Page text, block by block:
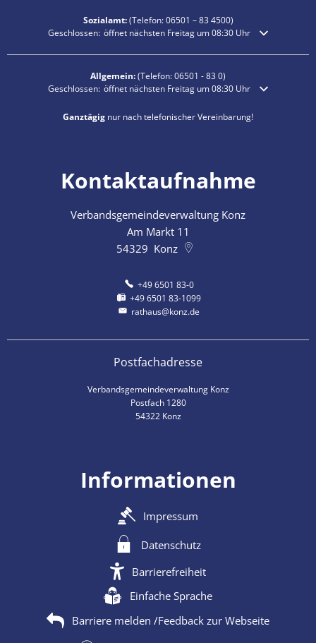
Sozialamt:(Telefon:06501 – 834500)
Klicken, um weitere Öffnungs- oder Schließzeiten auszublenden
Geschlossen: öffnet nächsten Freitag um 08:30 Uhr
Allgemein:(Telefon:06501 - 83 0)
Klicken, um weitere Öffnungs- oder Schließzeiten auszublenden
Geschlossen: öffnet nächsten Freitag um 08:30 Uhr
Ganztägig nur nach telefonischer Vereinbarung!
Kontaktaufnahme
Verbandsgemeindeverwaltung Konz
Am Markt 11
54329 Konz
+49 6501 83-0
+49 6501 83-1099
rathaus@konz.de
Postfachadresse
Verbandsgemeindeverwaltung Konz
Postfach 1280
54322 Konz
Informationen
Impressum
Datenschutz
Barrierefreiheit
Einfache Sprache
Barriere melden /Feedback zur Webseite